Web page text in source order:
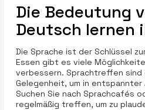
Die Bedeutung
Deutsch lernen
Die Sprache ist der Schlüssel
Essen gibt es viele
verbessern. Sprachtreffen sind
Gelegenheit, um in entspannter
Suchen Sie nach Sprachcafés
regelmäßig treffen, um zu